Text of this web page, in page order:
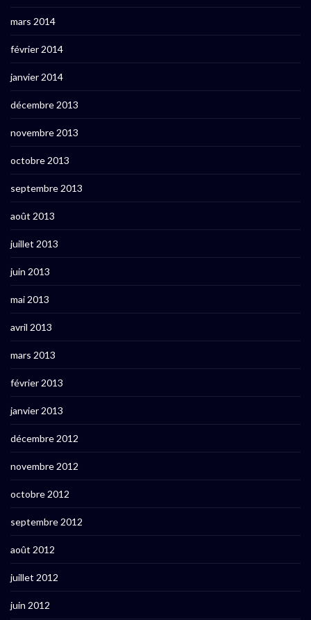
mars 2014
février 2014
janvier 2014
décembre 2013
novembre 2013
octobre 2013
septembre 2013
août 2013
juillet 2013
juin 2013
mai 2013
avril 2013
mars 2013
février 2013
janvier 2013
décembre 2012
novembre 2012
octobre 2012
septembre 2012
août 2012
juillet 2012
juin 2012